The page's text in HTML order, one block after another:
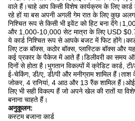
वाले हैं।चाहे आप किसी विशेष कार्यक्रम के लिए
रहे हों या बस अपनी अगली गेम रात के लिए कुछ
निश्चित रूप से किसी भी इवेंट को हिट बना
और 1,000-10,000 सेट मात्रा के लिए USD
ये कार्ड निश्चित रूप से आपके बजट में फिट
लिए टक बॉक्स, कठोर बॉक्स, प्लास्टिक बॉक्स और
कई प्रकार के पैकेज में आते हैं।डिलीवरी का समय
दिनों से होता है।भुगतान विकल्पों में क्रेडिट कार्ड,
ई-चेकिंग, डी/ए, डी/पी और मनीग्राम शामिल
जोकर, 4 रानियां, 4 आठ और 13 रैंक शामिल
लिए भी सही विकल्प हैं जो अपने खेल की रातों या
बनाना चाहते हैं।
अनुकूलन:
कस्टम बजाना कार्ड